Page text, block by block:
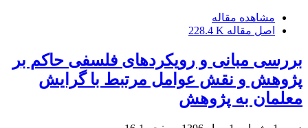
مشاهده مقاله
اصل مقاله 228.4 K
بررسی مبانی و رویکردهای فلسفی حاکم بر
پژوهش و نقش عوامل مرتبط با گرایش
معلمان به پژوهش